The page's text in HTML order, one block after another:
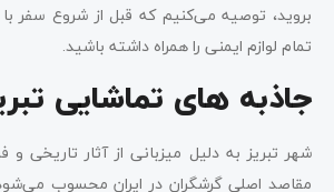
بروید، توصیه می‌کنیم که قبل از شروع سفر
تمام لوازم ایمنی را همراه داشته باشید.
جاذبه های تماشایی
شهر تبریز به دلیل میزبانی از آثار تاریخی و
مقاصد اصلی گرشگران در ایران محسوب